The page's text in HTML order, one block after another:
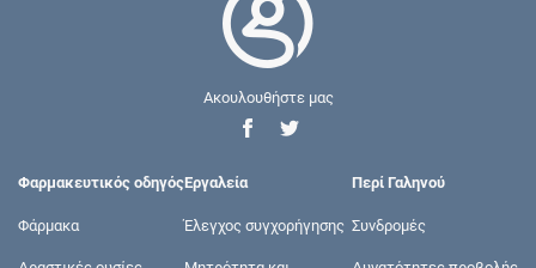
Ακουλουθήστε μας
Φαρμακευτικός οδηγός
Φάρμακα
Εργαλεία
Έλεγχος συγχορήγησης
Περί Γαληνού
Συνδρομές